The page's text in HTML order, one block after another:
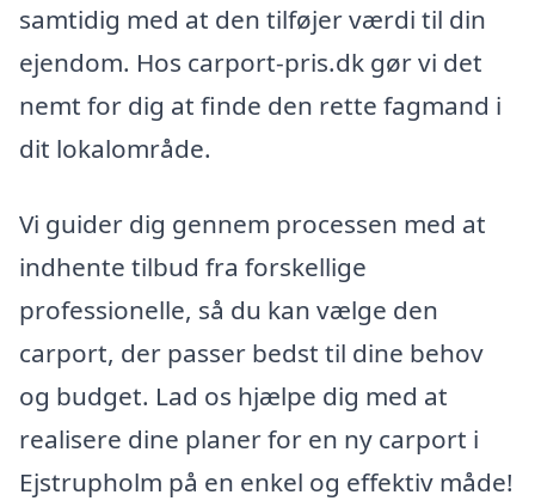
samtidig med at den tilføjer værdi til din
ejendom. Hos carport-pris.dk gør vi det
nemt for dig at finde den rette fagmand i
dit lokalområde.
Vi guider dig gennem processen med at
indhente tilbud fra forskellige
professionelle, så du kan vælge den
carport, der passer bedst til dine behov
og budget. Lad os hjælpe dig med at
realisere dine planer for en ny carport i
Ejstrupholm på en enkel og effektiv måde!